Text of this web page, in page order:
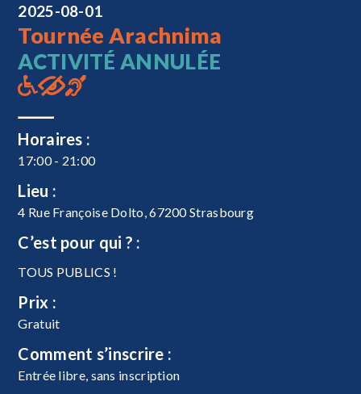
2025-08-01
Tournée Arachnima
ACTIVITÉ ANNULÉE
Horaires :
17:00 - 21:00
Lieu :
4 Rue Françoise Dolto, 67200 Strasbourg
C’est pour qui ? :
TOUS PUBLICS !
Prix :
Gratuit
Comment s’inscrire :
Entrée libre, sans inscription